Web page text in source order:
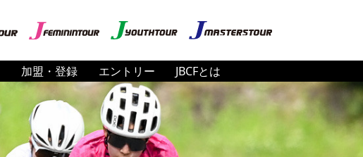
加盟・登録 エントリー JBCFとは